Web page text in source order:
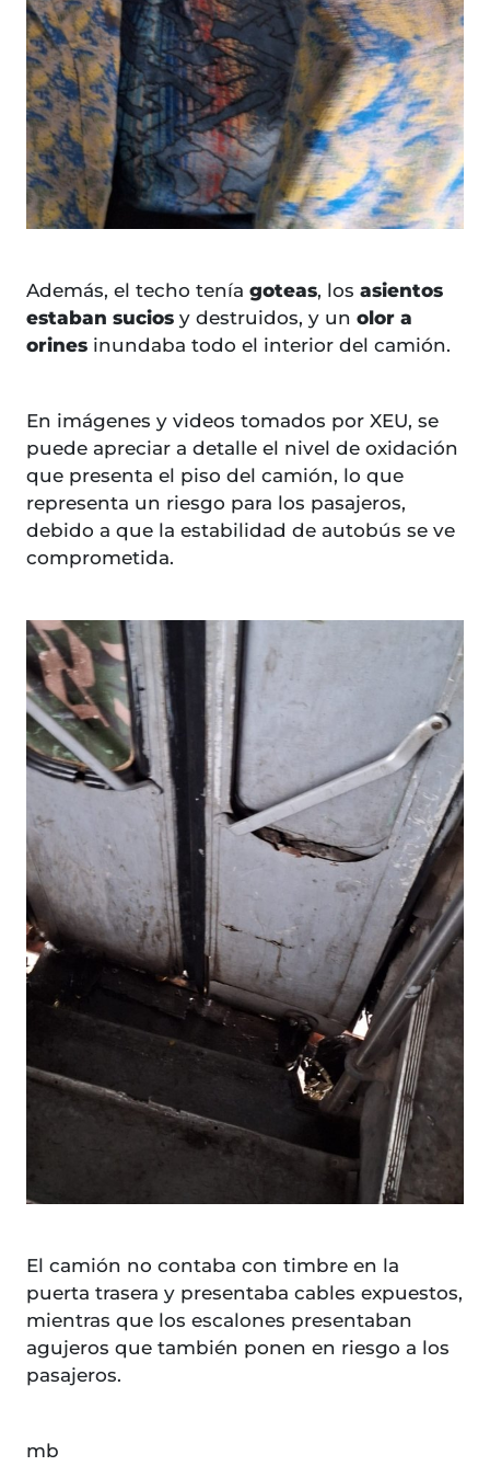
Además, el techo tenía goteas, los asientos
estaban sucios y destruidos, y un olor a
orines inundaba todo el interior del camión.
En imágenes y videos tomados por XEU, se
puede apreciar a detalle el nivel de oxidación
que presenta el piso del camión, lo que
representa un riesgo para los pasajeros,
debido a que la estabilidad de autobús se ve
comprometida.
El camión no contaba con timbre en la
puerta trasera y presentaba cables expuestos,
mientras que los escalones presentaban
agujeros que también ponen en riesgo a los
pasajeros.
mb